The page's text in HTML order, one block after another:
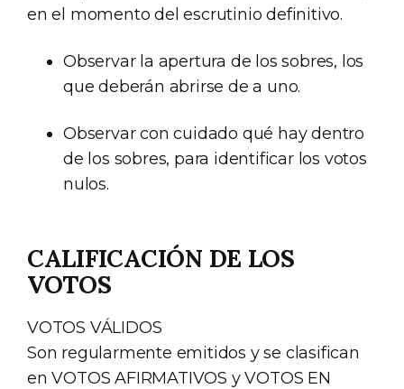
en el momento del escrutinio definitivo.
Observar la apertura de los sobres, los
que deberán abrirse de a uno.
Observar con cuidado qué hay dentro
de los sobres, para identificar los votos
nulos.
CALIFICACIÓN DE LOS
VOTOS
VOTOS VÁLIDOS
Son regularmente emitidos y se clasifican
en VOTOS AFIRMATIVOS y VOTOS EN